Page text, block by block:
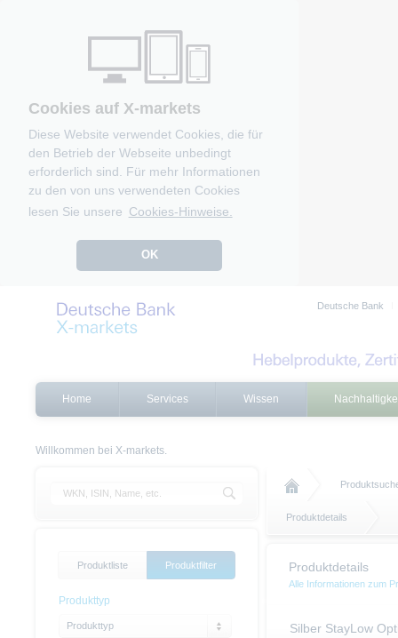
Cookies auf X-markets
Diese Website verwendet Cookies, die für
den Betrieb der Webseite unbedingt
erforderlich sind. Für mehr Informationen
zu den von uns verwendeten Cookies
lesen Sie unsere Cookies-Hinweise.
OK
Deutsche Bank
Home Services Wissen
Willkommen bei X-markets.
Produktdetails
Produktdetails
Alle Informationen zum
Silber StayLow
Produktliste Produktfilter
Produkttyp
Produkttyp